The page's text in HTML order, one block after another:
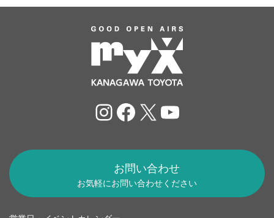
Instagram
Facebook
X YouTube
お問い合わせ
お気軽にお問い合わせください